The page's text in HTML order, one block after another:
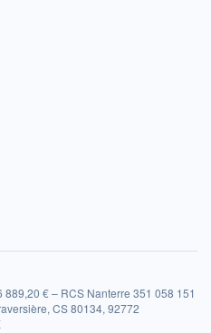
€ – RCS Nanterre 351 058 151
CS 80134, 92772